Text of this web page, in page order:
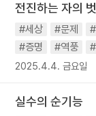
#독서
#건강 #
전진하는 자의 벗
#세상 #문제
#증명
#역풍
2025.4.4. 금요일
실수의 순기능